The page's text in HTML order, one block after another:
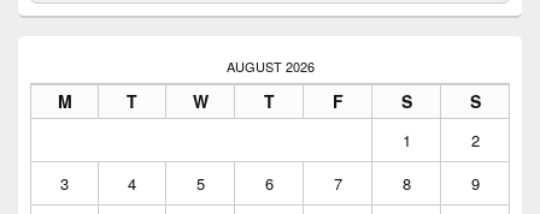
AUGUST 2026
M T W T F S S
1
2
3
4 5 6 7 8
9